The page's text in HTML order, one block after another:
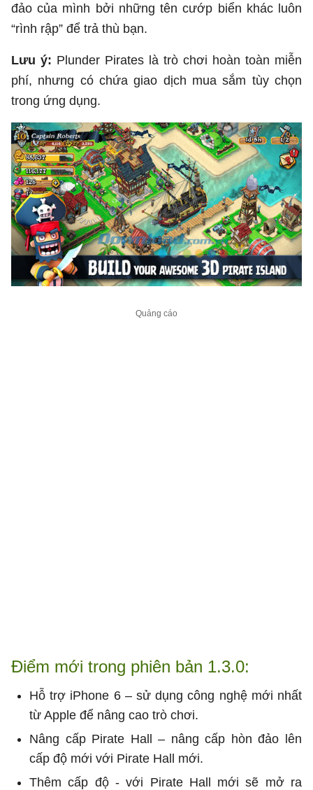
đảo của mình bởi những tên cướp biển khác luôn
“rình rập” để trả thù bạn.
Lưu ý: Plunder Pirates là trò chơi hoàn toàn miễn
phí, nhưng có chứa giao dịch mua sắm tùy chọn
trong ứng dụng.
Điểm mới trong phiên bản 1.3.0:
Hỗ trợ iPhone 6 – sử dụng công nghệ mới nhất
từ Apple để nâng cao trò chơi.
Nâng cấp Pirate Hall – nâng cấp hòn đảo lên
cấp độ mới với Pirate Hall mới.
Thêm cấp độ - với Pirate Hall mới sẽ mở ra